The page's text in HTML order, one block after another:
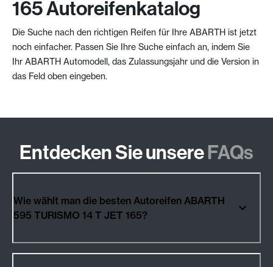
165 Autoreifenkatalog
Die Suche nach den richtigen Reifen für Ihre ABARTH ist jetzt
noch einfacher. Passen Sie Ihre Suche einfach an, indem Sie
Ihr ABARTH Automodell, das Zulassungsjahr und die Version in
das Feld oben eingeben.
Entdecken Sie unsereFAQs
Wie wählt man die besten Autoreifen ABARTH
595 TURISMO 14 T JET 165?